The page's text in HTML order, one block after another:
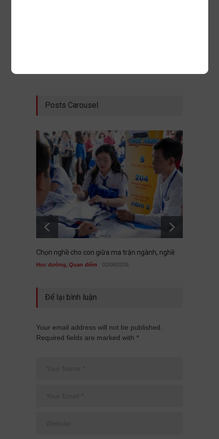
Posts Carousel
Chọn nghề cho con giữa ma trận ngành, nghề
Học đường, Quan điểm 02/08/2026
Để lại bình luận
Your email address will not be published.
Required fields are marked with *